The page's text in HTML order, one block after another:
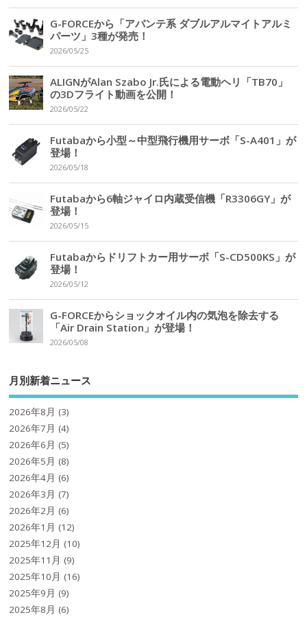
G-FORCEから「アバンテ系 ダブルアルマイトアルミ
パーツ」3種が発売！
2026/05/25
ALIGNがAlan Szabo Jr.氏による電動ヘリ「TB70」
の3Dフライト動画を公開！
2026/05/22
Futabaから小型～中型飛行機用サーボ「S-A401」が
登場！
2026/05/18
Futabaから6軸ジャイロ内蔵受信機「R3306GY」が
登場！
2026/05/15
Futabaからドリフトカー用サーボ「S-CD500KS」が
登場！
2026/05/12
G-FORCEからショックオイル内の気泡を除去する
「Air Drain Station」が登場！
2026/05/08
月別新着ニュース
2026年8月 (3)
2026年7月 (4)
2026年6月 (5)
2026年5月 (8)
2026年4月 (6)
2026年3月 (7)
2026年2月 (6)
2026年1月 (12)
2025年12月 (10)
2025年11月 (9)
2025年10月 (16)
2025年9月 (9)
2025年8月 (6)